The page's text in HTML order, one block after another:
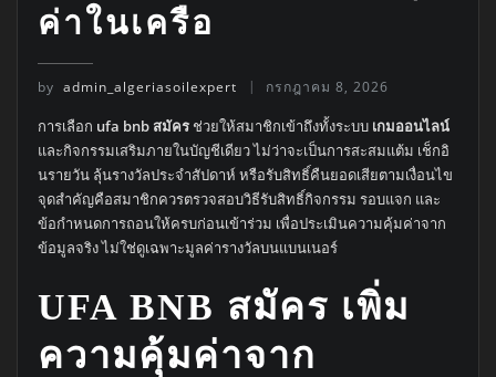
ค่าในเครือ
by admin_algeriasoilexpert กรกฎาคม 8, 2026
การเลือก ufa bnb สมัครช่วยให้สมาชิกเข้าถึงทั้งระบบ เกมออนไลน์
และกิจกรรมเสริมภายในบัญชีเดียว ไม่ว่าจะเป็นการสะสมแต้ม เช็กอิ
นรายวัน ลุ้นรางวัลประจำสัปดาห์ หรือรับสิทธิ์คืนยอดเสียตามเงื่อนไข
จุดสำคัญคือสมาชิกควรตรวจสอบวิธีรับสิทธิ์กิจกรรม รอบแจก และ
ข้อกำหนดการถอนให้ครบก่อนเข้าร่วม เพื่อประเมินความคุ้มค่าจาก
ข้อมูลจริง ไม่ใช่ดูเฉพาะมูลค่ารางวัลบนแบนเนอร์
UFA BNB สมัคร เพิ่ม
ความคุ้มค่าจาก